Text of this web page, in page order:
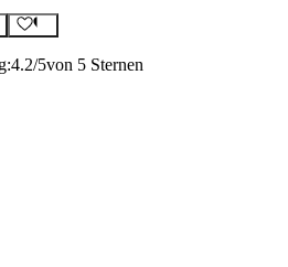
4.2/5von 5 Sternen